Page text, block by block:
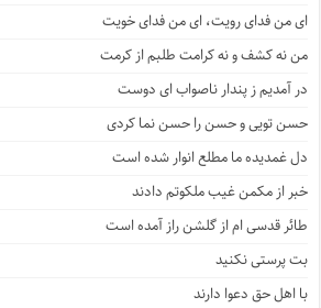
ای من فدای رویت، ای من فدای خویت
من نه کشف و نه کرامت طلبم از کرمت
در آمدیم ز پندار ناصواب ای دوست
حسن تویی و حسن را حسن نما کردی
دل غمدیده ما مطلع انوار شده است
خبر از مکمن غیب ملکوتم دادند
طائر قدسی ام از گلشن راز آمده است
بت پرستی نکنید
با اهل حق دعوا دارند